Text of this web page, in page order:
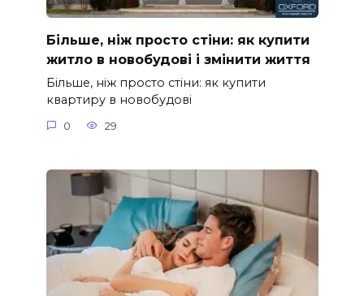
Більше, ніж просто стіни: як купити
житло в новобудові і змінити життя
Більше, ніж просто стіни: як купити
квартиру в новобудові
0 29